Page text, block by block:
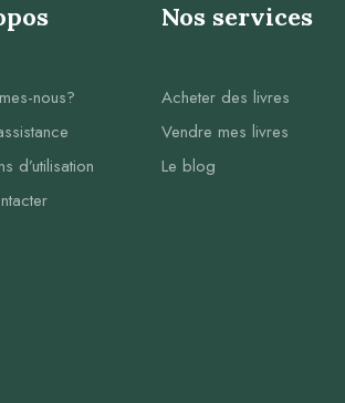
nous?
d’utilisation
Nos services
Acheter des livres
Vendre mes livres
Le blog